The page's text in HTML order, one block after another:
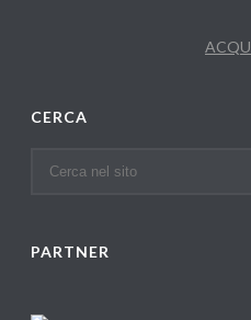
CERCA
PARTNER